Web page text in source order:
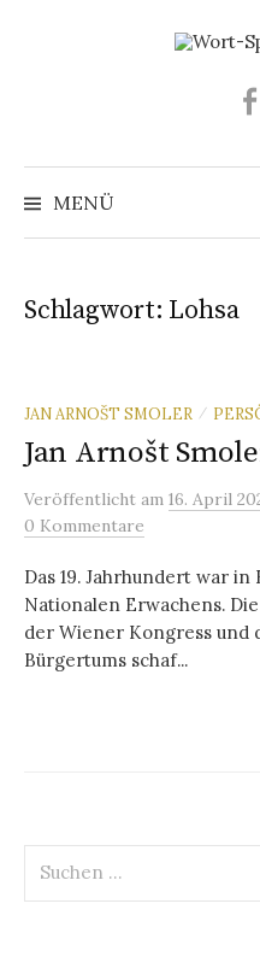
MENÜ
Schlagwort: Lohsa
JAN ARNOŠT SMOLER /
Jan Arnošt
Veröffentlicht am 16. April
0 Kommentare
Das 19. Jahrhundert war
Nationalen Erwachens.
der Wiener Kongress und
Bürgertums schaf...
nach: